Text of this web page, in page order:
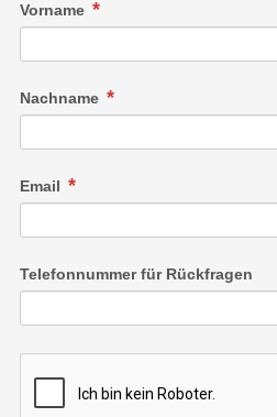
Vorname
Nachname
Email
Telefonnummer für Rückfragen